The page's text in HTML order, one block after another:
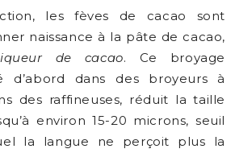
les fèves de cacao sont
naissance à la pâte de cacao,
de cacao. Ce broyage
d’abord dans des broyeurs à
des raffineuses, réduit la taille
environ 15-20 microns, seuil
la langue ne perçoit plus la